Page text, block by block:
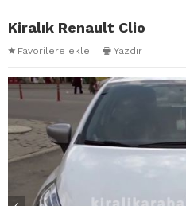
Kiralık Renault Clio
Favorilere ekle Yazdır